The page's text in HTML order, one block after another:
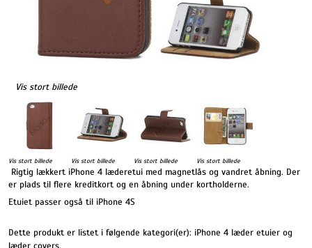
Vis stort billede
Vis stort billede Vis stort billede Vis stort billede Vis stort billede
Rigtig lækkert iPhone 4 læderetui med magnetlås og vandret åbning. Der
er plads til flere kreditkort og en åbning under kortholderne.
Etuiet passer også til iPhone 4S
Dette produkt er listet i følgende kategori(er): iPhone 4 læder etuier og